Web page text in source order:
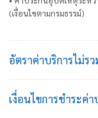
(เงื่อนไขตามกรมธรรม์)
อัตราค่าบริการไม่รว
เงื่อนไขการชำระค่า